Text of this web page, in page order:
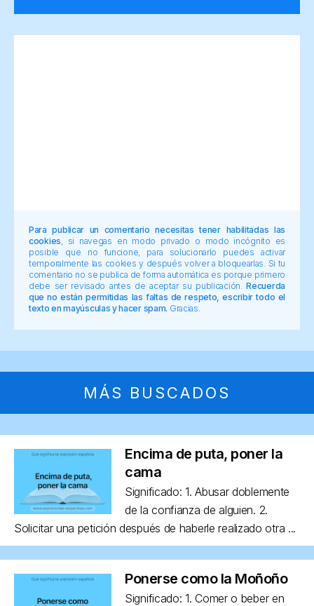
Para publicar un comentario necesitas tener habilitadas las
cookies , si navegas en modo privado o modo incógnito es
posible que no funcione, para solucionarlo puedes activar
temporalmente las cookies y después volver a bloquearlas. Si tu
comentario no se publica de forma automática es porque primero
debe ser revisado antes de aceptar su publicación.Recuerda
que no están permitidas las faltas de respeto, escribir todo el
texto en mayúsculas y hacer spam. Gracias.
MÁS BUSCADOS
Encima de puta, poner la
cama
Significado: 1. Abusar doblemente
de la confianza de alguien. 2.
Solicitar una petición después de haberle realizado otra ...
Ponerse como la Moñoño
Significado: 1. Comer o beber en